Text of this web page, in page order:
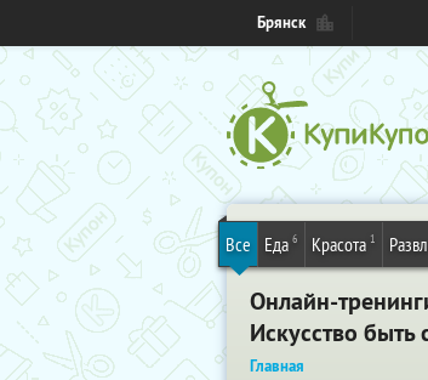
Брянск
Все Еда 6 Красота 1
Онлайн-
Искусство быть
Главная